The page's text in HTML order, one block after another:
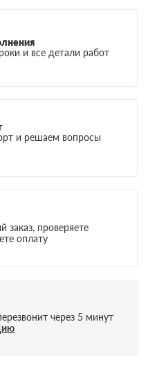
и все детали работ
и решаем вопросы
заказ, проверяете
оплату
через 5 минут